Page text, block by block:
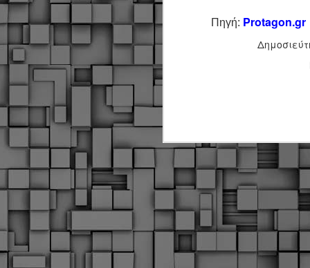
Πηγή: Protagon.gr